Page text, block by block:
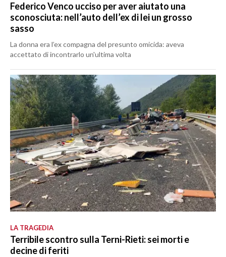
Federico Venco ucciso per aver aiutato una
sconosciuta: nell’auto dell’ex di lei un grosso
sasso
La donna era l’ex compagna del presunto omicida: aveva
accettato di incontrarlo un'ultima volta
LA TRAGEDIA
Terribile scontro sulla Terni-Rieti: sei morti e
decine di feriti